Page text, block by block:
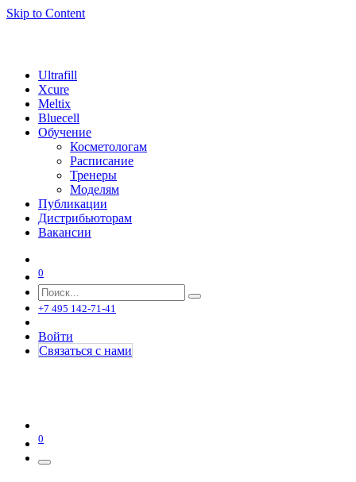
Skip to Content
Ultrafill
Xcure
Meltix
Bluecell
Обучение
Косметологам
Расписание
Тренеры
Моделям
Публикации
Дистрибьюторам
Вакансии
0
+7 495 142-71-41
Войти
Связаться с нами
0